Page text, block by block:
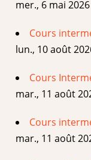
mer., 6 mai
Cours
lun., 10 août
Cours
mar., 11 août
Cours
mar., 11 août